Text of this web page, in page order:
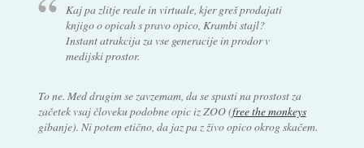
Kaj pa zlitje reale in virtuale, kjer greš prodajati
knjigo o opicah s pravo opico, Krambi stajl?
Instant atrakcija za vse generacije in prodor v
medijski prostor.
To ne. Med drugim se zavzemam, da se spusti na prostost za
začetek vsaj človeku podobne opic iz ZOO (free the monkeys
gibanje). Ni potem etično, da jaz pa z živo opico okrog skačem.